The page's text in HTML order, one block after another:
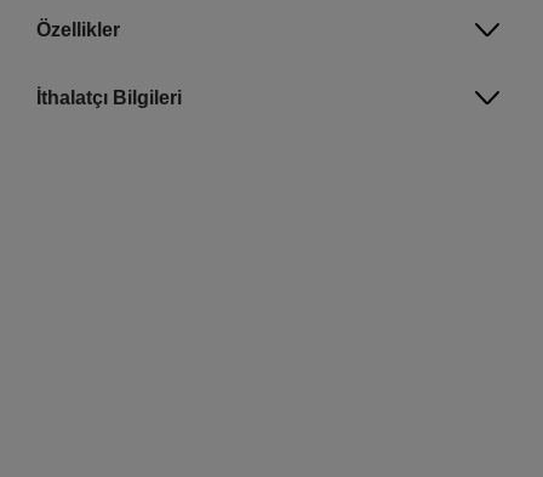
Özellikler
İthalatçı Bilgileri